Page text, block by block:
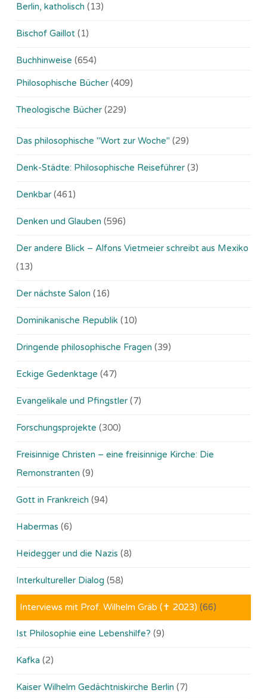
Berlin, katholisch (13)
Bischof Gaillot (1)
Buchhinweise (654)
Philosophische Bücher (409)
Theologische Bücher (229)
Das philosophische "Wort zur Woche" (29)
Denk-Städte: Philosophische Reiseführer (3)
Denkbar (461)
Denken und Glauben (596)
Der andere Blick – Alfons Vietmeier schreibt aus Mexiko
(13)
Der nächste Salon (16)
Dominikanische Republik (10)
Dringende philosophische Fragen (39)
Eckige Gedenktage (47)
Evangelikale und Pfingstler (7)
Forschungsprojekte (300)
Freisinnige Christen – eine freisinnige Kirche: Die
Remonstranten (9)
Gott in Frankreich (94)
Habermas (6)
Heidegger und die Nazis (8)
Interkultureller Dialog (58)
Interviews mit Prof. Wilhelm Gräb (✝ 2023) (66)
Ist Philosophie eine Lebenshilfe? (9)
Kafka (2)
Kaiser Wilhelm Gedächtniskirche Berlin (7)